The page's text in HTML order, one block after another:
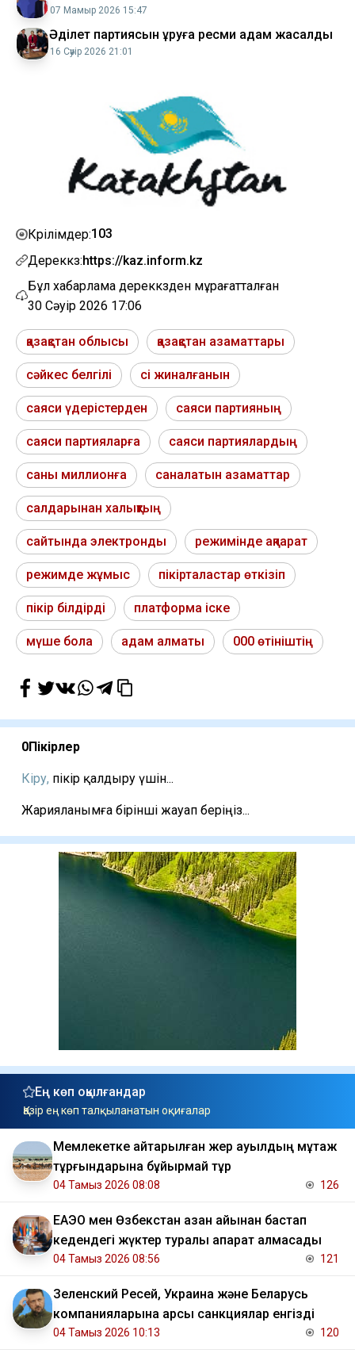
07 Мамыр 2026 15:47
Әділет партиясын құруға ресми қадам жасалды
16 Сәуір 2026 21:01
Көрілімдер:103
Дереккөз:https://kaz.inform.kz
Бұл хабарлама дереккөзден мұрағатталған
30 Сәуір 2026 17:06
қазақстан облысы қазақстан азаматтары
сәйкес белгілі сі жиналғанын
саяси үдерістерден саяси партияның
саяси партияларға саяси партиялардың
саны миллионға саналатын азаматтар
салдарынан халықтың
сайтында электронды режимінде ақпарат
режимде жұмыс пікірталастар өткізіп
пікір білдірді платформа іске
мүше бола адам алматы 000 өтініштің
0Пікірлер
Кіру, пікір қалдыру үшін...
Жарияланымға бірінші жауап беріңіз...
Ең көп оқылғандар
Қазір ең көп талқыланатын оқиғалар
Мемлекетке қайтарылған жер ауылдың мұқтаж
тұрғындарына бұйырмай тұр
04 Тамыз 2026 08:08 126
ЕАЭО мен Өзбекстан қазан айынан бастап
кедендегі жүктер туралы ақпарат алмасады
04 Тамыз 2026 08:56 121
Зеленский Ресей, Украина және Беларусь
компанияларына қарсы санкциялар енгізді
04 Тамыз 2026 10:13 120